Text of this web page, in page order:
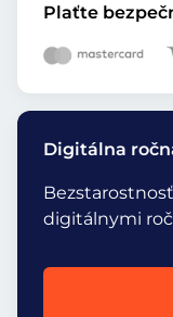
Plaťte
Digitálna
digitálnymi